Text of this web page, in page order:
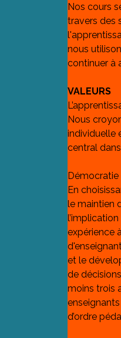
Nos cours
travers des
nous
continuer à
VALEURS
Nous
individuelle
central
Démocratie
En
le maintien
expérience
et le
de
moins trois
d’ordre